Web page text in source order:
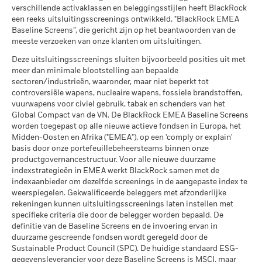
Index (%) EUR 0,2 11,1 -7,3 29,4 3,8
De getoonde cijfers hebben betrekking op de prestaties in het
In het verleden behaalde resultaten vormen geen
betrouwbare indicator voor toekomstige resultaten. Markten
kunnen zich in de toekomst heel anders ontwikkelen. Het kan
u helpen om te beoordelen hoe het fonds in het verleden
werd beheerd
De resultaten worden weergegeven op basis van een netto-
inventariswaarde (NIW), en de bruto-inkomsten worden waar
van toepassing herbelegd. De rendementsgegevens zijn
gebaseerd op de netto-inventariswaarde (NIW) van het ETF,
die mogelijk niet gelijk is aan de marktprijs van het ETF.
Individuele aandeelhouders kunnen opbrengsten boeken die
verschillen van het rendement van de NIW.
Het rendement van uw belegging kan stijgen of dalen door
valutaschommelingen indien uw belegging in een andere
valuta is dan degene die werd gebruikt in de berekening van
de resultaten uit het verleden.
Bron: Blackrock.
Slowakije
Spanje
Tsjechië
Verenigd Koninkrijk
Zweden
Zwitserland
Gemiddeld rendement per jaar
Ongunstig
Wat u kunt terugkrijgen na aftrek van
Gemiddeld rendement per jaar
Gematigd
Wat u kunt terugkrijgen na aftrek van
Gemiddeld rendement per jaar
Gunstig
Wat u kunt terugkrijgen na aftrek van
Gemiddeld rendement per jaar
Het stressscenario laat zien wat u zou kunnen terugkrijgen in
extreme marktomstandigheden.
MSCI ESG-kwaliteitsscore (0-
9,30
Wereldwijde classificatie van
fondsen door Lipper
Equity Europe
MSCI Gewogen Gemiddelde
Koolstofintensiteit (ton CO2-
eq/$ miljoen OMZET)
per 17/jul/2026
MSCI Impliciete
Temperatuurstijging (0-3,0+
°C)
per 17/jul/2026
> 1,5 - 2,0 °C
MSCI ESG % Dekking
per 17/jul/2026
99,97
MSCI ESG-kwaliteitsscore –
Percentiel peer
per 17/jul/2026
Fondsen in peergroup
per 17/jul/2026
1.316
verschillende activaklassen en beleggingsstijlen heeft BlackRock
een reeks uitsluitingsscreenings ontwikkeld, "BlackRock EMEA
Baseline Screens”, die gericht zijn op het beantwoorden van de
meeste verzoeken van onze klanten om uitsluitingen.
Deze uitsluitingsscreenings sluiten bijvoorbeeld posities uit met
meer dan minimale blootstelling aan bepaalde
sectoren/industrieën, waaronder, maar niet beperkt tot
controversiële wapens, nucleaire wapens, fossiele brandstoffen,
vuurwapens voor civiel gebruik, tabak en schenders van het
Global Compact van de VN. De BlackRock EMEA Baseline Screens
worden toegepast op alle nieuwe actieve fondsen in Europa, het
Midden-Oosten en Afrika ("EMEA"), op een 'comply or explain'
basis door onze portefeuillebeheersteams binnen onze
productgovernancestructuur. Voor alle nieuwe duurzame
indexstrategieën in EMEA werkt BlackRock samen met de
indexaanbieder om dezelfde screenings in de aangepaste index te
weerspiegelen. Gekwalificeerde beleggers met afzonderlijke
rekeningen kunnen uitsluitingsscreenings laten instellen met
specifieke criteria die door de belegger worden bepaald. De
definitie van de Baseline Screens en de invoering ervan in
duurzame gescreende fondsen wordt geregeld door de
Sustainable Product Council (SPC). De huidige standaard ESG-
gegevensleverancier voor deze Baseline Screens is MSCI, maar